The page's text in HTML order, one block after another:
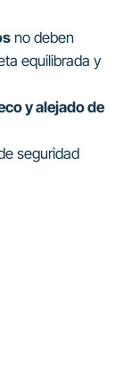
no deben
equilibrada y
y alejado de
seguridad